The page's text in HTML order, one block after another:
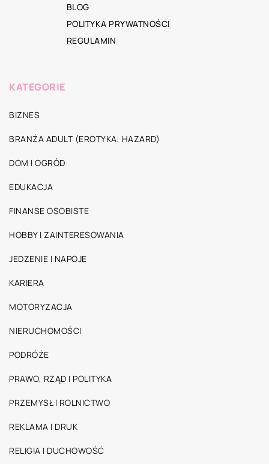
BLOG
POLITYKA PRYWATNOŚCI
REGULAMIN
KATEGORIE
BIZNES
BRANŻA ADULT (EROTYKA, HAZARD)
DOM I OGRÓD
EDUKACJA
FINANSE OSOBISTE
HOBBY I ZAINTERESOWANIA
JEDZENIE I NAPOJE
KARIERA
MOTORYZACJA
NIERUCHOMOŚCI
PODRÓŻE
PRAWO, RZĄD I POLITYKA
PRZEMYSŁ I ROLNICTWO
REKLAMA I DRUK
RELIGIA I DUCHOWOŚĆ